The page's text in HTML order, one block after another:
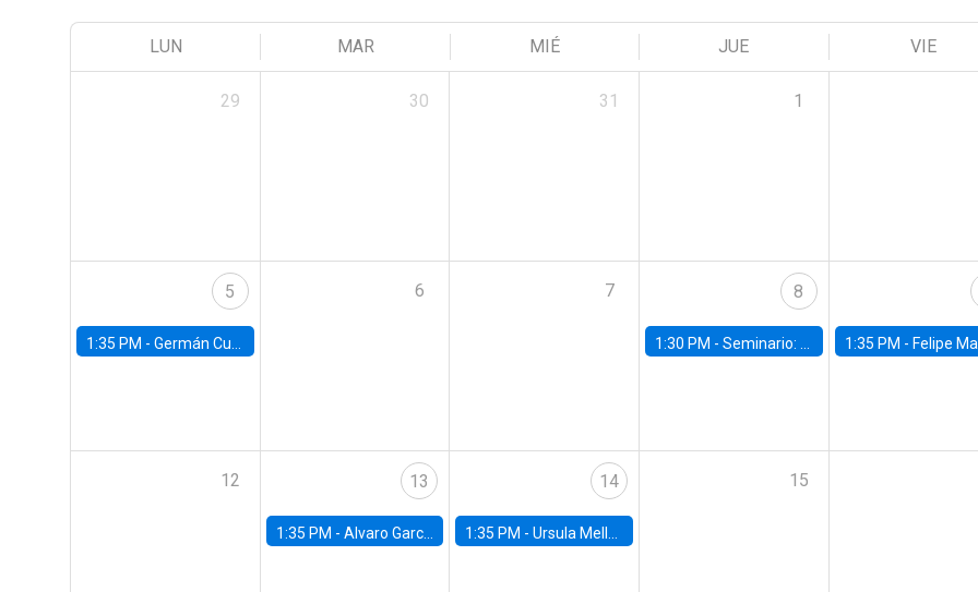
LUN MAR MIÉ JUE VIE
29 30 31 1
5
1:35 PM - Germán Cubas, University of Houston
6 7 8
1:30 PM -Seminario: “Recuperando la humanidad para progresar en la era de la IA» 1:35 PM - Felipe Martínez, alumno Doctorado en
12 13
1:35 PM - Alvaro Garcia-Marin, Universidad de Los Andes
14
1:35 PM -Ursula Mello, Insper - Institute of Education and Research
15